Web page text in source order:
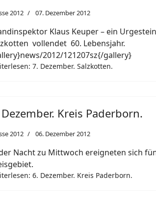
2012 07. Dezember 2012
Klaus Keuper – ein
vollendet 60. Lebensjahr.
2012/121207sz{/gallery}
7. Dezember. Salzkotten.
Kreis Paderborn.
2012 06. Dezember 2012
Nacht zu Mittwoch ereigneten sich
6. Dezember. Kreis Paderborn.